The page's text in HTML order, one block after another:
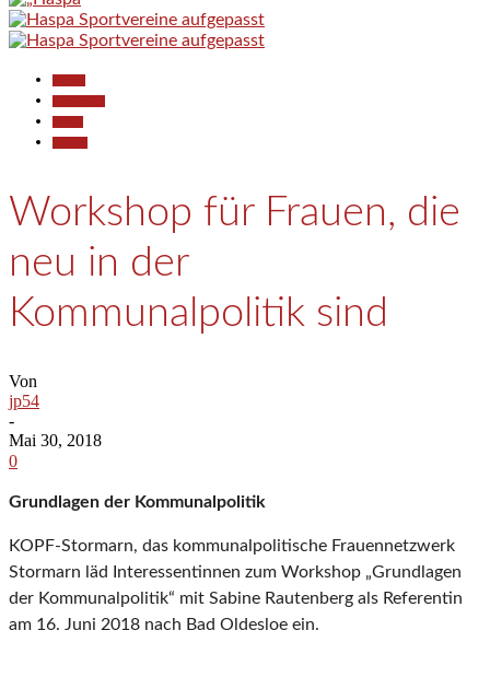
Workshop für Frauen, die
neu in der
Kommunalpolitik sind
Von
jp54
-
Mai 30, 2018
0
Grundlagen der Kommunalpolitik
KOPF-Stormarn, das kommunalpolitische Frauennetzwerk
Stormarn läd Interessentinnen zum Workshop „Grundlagen
der Kommunalpolitik“ mit Sabine Rautenberg als Referentin
am 16. Juni 2018 nach Bad Oldesloe ein.